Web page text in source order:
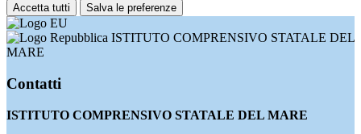
Accetta tutti Salva le preferenze
ISTITUTO COMPRENSIVO STATALE DEL
MARE
Contatti
ISTITUTO COMPRENSIVO STATALE DEL MARE